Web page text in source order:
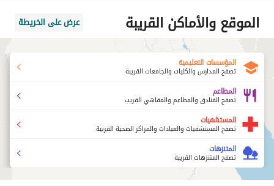
الموقع والأماكن القريبة عرض على الخريطة
المؤسسات التعليمية
تصفح المدارس والكليات والجامعات القريبة
المطاعم
تصفح الفنادق والمطاعم والمقاهي القريب
المستشفيات
تصفح المستشفيات والعيادات والمراكز الصحية القريبة
المتنزهات
تصفح المتنزهات القريبة